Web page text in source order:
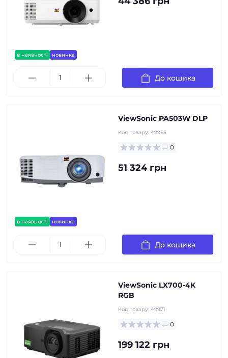
в наявності новинка
До кошика
в наявності новинка
ViewSonic PA503W DLP
Код товару: 49965
0
51 324 грн
До кошика
ViewSonic LX700-4K
RGB
Код товару: 49971
0
199 122 грн